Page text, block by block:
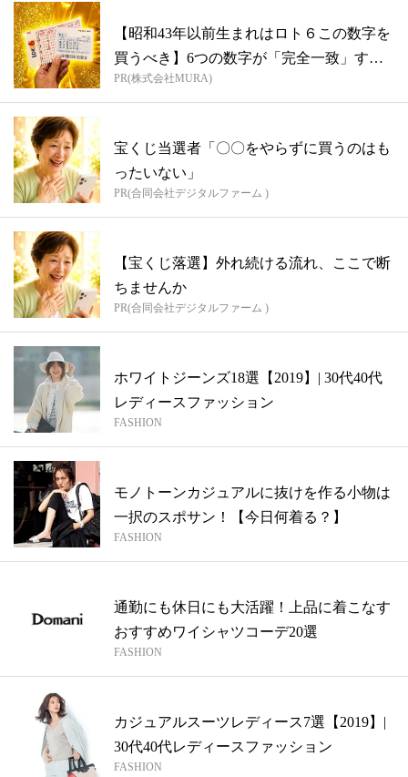
【昭和43年以前生まれはロト６この数字を
買うべき】6つの数字が「完全一致」する
方...
PR(株式会社MURA)
宝くじ当選者「〇〇をやらずに買うのはも
ったいない」
PR(合同会社デジタルファーム )
【宝くじ落選】外れ続ける流れ、ここで断
ちませんか
PR(合同会社デジタルファーム )
ホワイトジーンズ18選【2019】| 30代40代
レディースファッション
FASHION
モノトーンカジュアルに抜けを作る小物は
一択のスポサン！【今日何着る？】
FASHION
通勤にも休日にも大活躍！上品に着こなす
おすすめワイシャツコーデ20選
FASHION
カジュアルスーツレディース7選【2019】|
30代40代レディースファッション
FASHION